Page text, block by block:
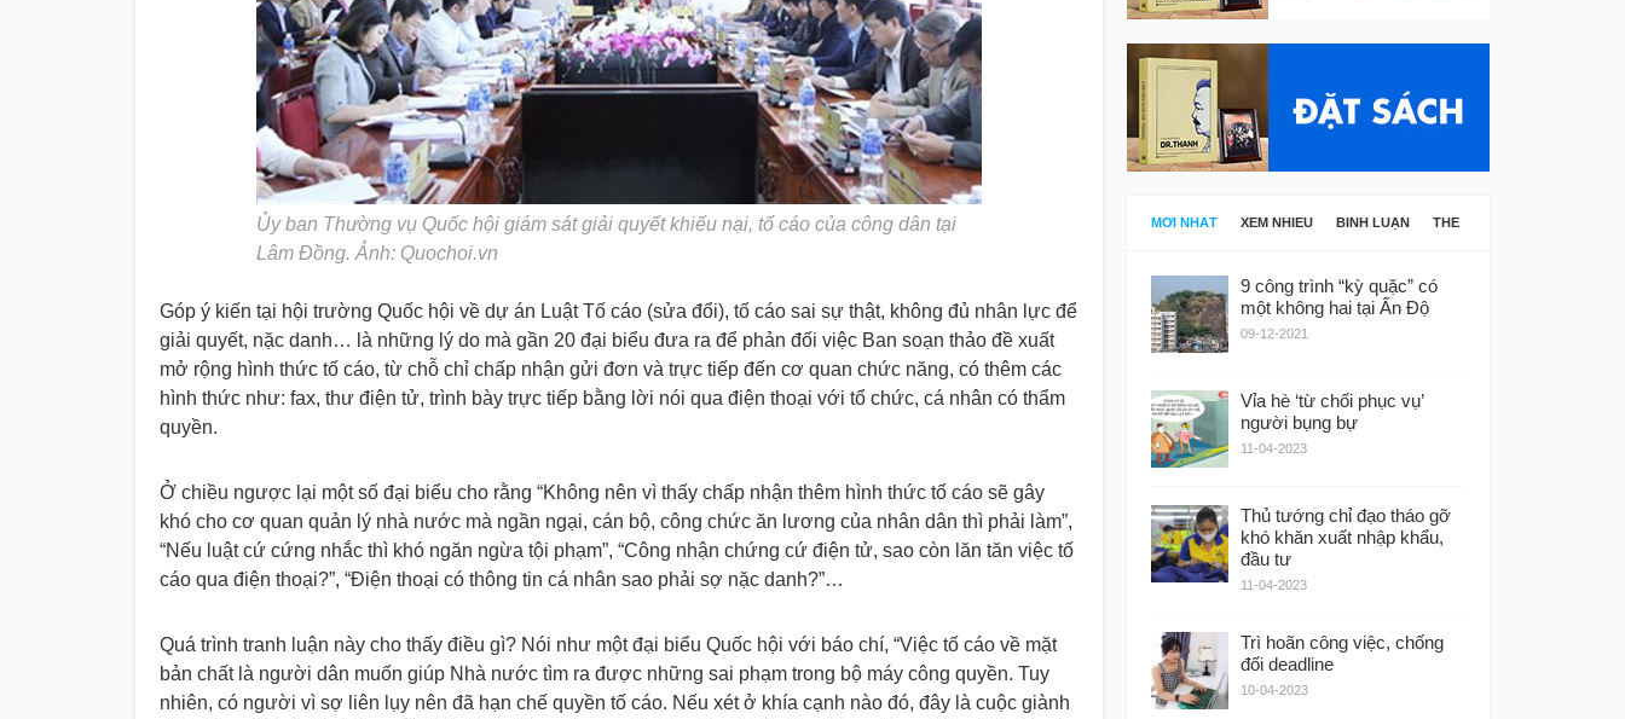
Ủy ban Thường vụ Quốc hội giám sát giải quyết khiếu nại, tố cáo của công dân tại
Lâm Đồng. Ảnh: Quochoi.vn
Góp ý kiến tại hội trường Quốc hội về dự án Luật Tố cáo (sửa đổi), tố cáo sai sự thật, không đủ nhân lực để
giải quyết, nặc danh… là những lý do mà gần 20 đại biểu đưa ra để phản đối việc Ban soạn thảo đề xuất
mở rộng hình thức tố cáo, từ chỗ chỉ chấp nhận gửi đơn và trực tiếp đến cơ quan chức năng, có thêm các
hình thức như: fax, thư điện tử, trình bày trực tiếp bằng lời nói qua điện thoại với tổ chức, cá nhân có thẩm
quyền.
Ở chiều ngược lại một số đại biểu cho rằng “Không nên vì thấy chấp nhận thêm hình thức tố cáo sẽ gây
khó cho cơ quan quản lý nhà nước mà ngần ngại, cán bộ, công chức ăn lương của nhân dân thì phải làm”,
“Nếu luật cứ cứng nhắc thì khó ngăn ngừa tội phạm”, “Công nhận chứng cứ điện tử, sao còn lăn tăn việc tố
cáo qua điện thoại?”, “Điện thoại có thông tin cá nhân sao phải sợ nặc danh?”…
Quá trình tranh luận này cho thấy điều gì? Nói như một đại biểu Quốc hội với báo chí, “Việc tố cáo về mặt
bản chất là người dân muốn giúp Nhà nước tìm ra được những sai phạm trong bộ máy công quyền. Tuy
nhiên, có người vì sợ liên lụy nên đã hạn chế quyền tố cáo. Nếu xét ở khía cạnh nào đó, đây là cuộc giành
MỚI NHẤT XEM NHIỀU BÌNH LUẬN THẺ
9 công trình “kỳ quặc” có
một không hai tại Ấn Độ
09-12-2021
Vỉa hè ‘từ chối phục vụ’
người bụng bự
11-04-2023
Thủ tướng chỉ đạo tháo gỡ
khó khăn xuất nhập khẩu,
đầu tư
11-04-2023
Trì hoãn công việc, chống
đối deadline
10-04-2023